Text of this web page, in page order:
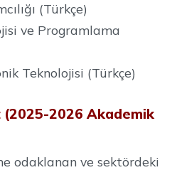
(Türkçe)
ve Programlama
Teknolojisi (Türkçe)
(2025-2026 Akademik
odaklanan ve sektördeki